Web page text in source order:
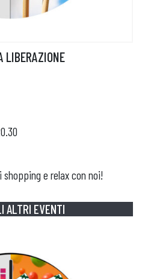
APRI IL TUO BUSINESS
LIBERAZIONE
e relax con noi!
ALTRI EVENTI